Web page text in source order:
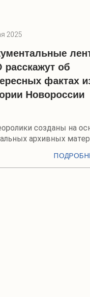
2025
расскажут об
фактах
Новороссии
созданы на
архивных